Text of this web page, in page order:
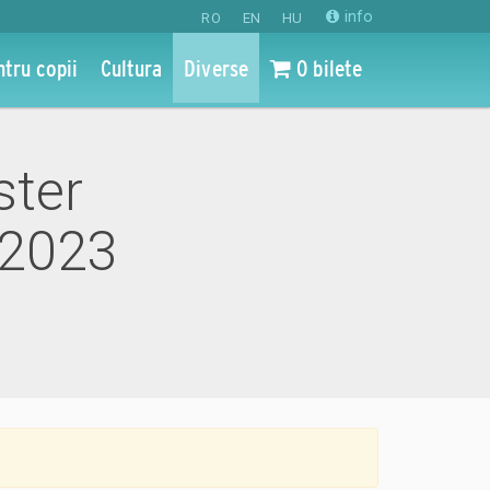
RO EN HU info
copii Cultura Diverse 0 bilete